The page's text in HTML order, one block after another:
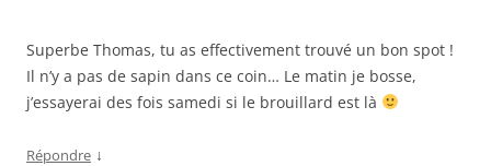
Superbe Thomas, tu as effectivement trouvé un bon spot !
Il n’y a pas de sapin dans ce coin… Le matin je bosse,
j’essayerai des fois samedi si le brouillard est là
Répondre ↓